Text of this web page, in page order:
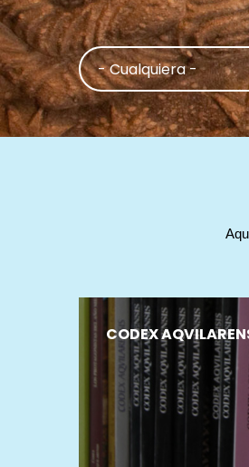
CODEX